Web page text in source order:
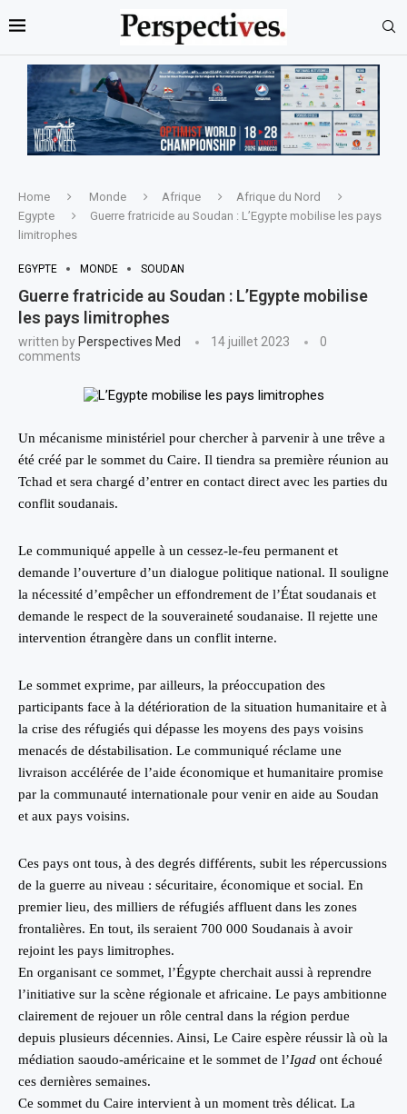
Home Monde Afrique
Afrique du Nord
Egypte
Guerre fratricide au Soudan : L’Egypte mobilise les pays
limitrophes
EGYPTE MONDE SOUDAN
Guerre fratricide au Soudan : L’Egypte mobilise
les pays limitrophes
written by Perspectives Med 14 juillet 2023
0
comments
Un mécanisme ministériel pour chercher à parvenir à une trêve a
été créé par le sommet du Caire. Il tiendra sa première réunion au
Tchad et sera chargé d’entrer en contact direct avec les parties du
conflit soudanais.
Le communiqué appelle à un cessez-le-feu permanent et
demande l’ouverture d’un dialogue politique national. Il souligne
la nécessité d’empêcher un effondrement de l’État soudanais et
demande le respect de la souveraineté soudanaise. Il rejette une
intervention étrangère dans un conflit interne.
Le sommet exprime, par ailleurs, la préoccupation des
participants face à la détérioration de la situation humanitaire et à
la crise des réfugiés qui dépasse les moyens des pays voisins
menacés de déstabilisation. Le communiqué réclame une
livraison accélérée de l’aide économique et humanitaire promise
par la communauté internationale pour venir en aide au Soudan
et aux pays voisins.
Ces pays ont tous, à des degrés différents, subit les répercussions
de la guerre au niveau : sécuritaire, économique et social. En
premier lieu, des milliers de réfugiés affluent dans les zones
frontalières. En tout, ils seraient 700 000 Soudanais à avoir
rejoint les pays limitrophes.
En organisant ce sommet, l’Égypte cherchait aussi à reprendre
l’initiative sur la scène régionale et africaine. Le pays ambitionne
clairement de rejouer un rôle central dans la région perdue
depuis plusieurs décennies. Ainsi, Le Caire espère réussir là où la
médiation saoudo-américaine et le sommet de l’Igad ont échoué
ces dernières semaines.
Ce sommet du Caire intervient à un moment très délicat. La